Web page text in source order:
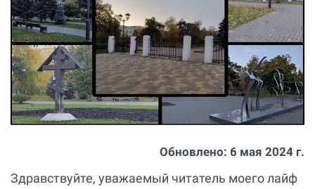
Обновлено: 6 мая 2024 г.
Здравствуйте, уважаемый читатель моего лайф